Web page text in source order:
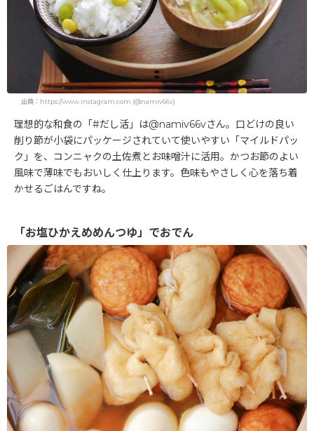
出典：https://www.instagram.com (@namiv66v)
理想的な和食の「#だし活」は@namiv66vさん。口どけの良い
削り節が小袋にパッケージされていて使いやすい「マイルドパッ
ク」を、コンニャクの土佐煮とお味噌汁に活用。かつお節のよい
風味で薄味でもおいしく仕上ります。色味もやさしく心を落ち着
かせるごはんですね。
「お塩ひかえめめんつゆ」でおでん